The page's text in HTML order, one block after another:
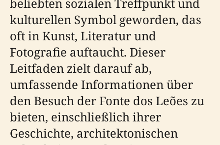
kulturellen Symbol geworden, das
oft in Kunst, Literatur und
Fotografie auftaucht. Dieser
Leitfaden zielt darauf ab,
umfassende Informationen über
den Besuch der Fonte dos Leões zu
bieten, einschließlich ihrer
Geschichte, architektonischen